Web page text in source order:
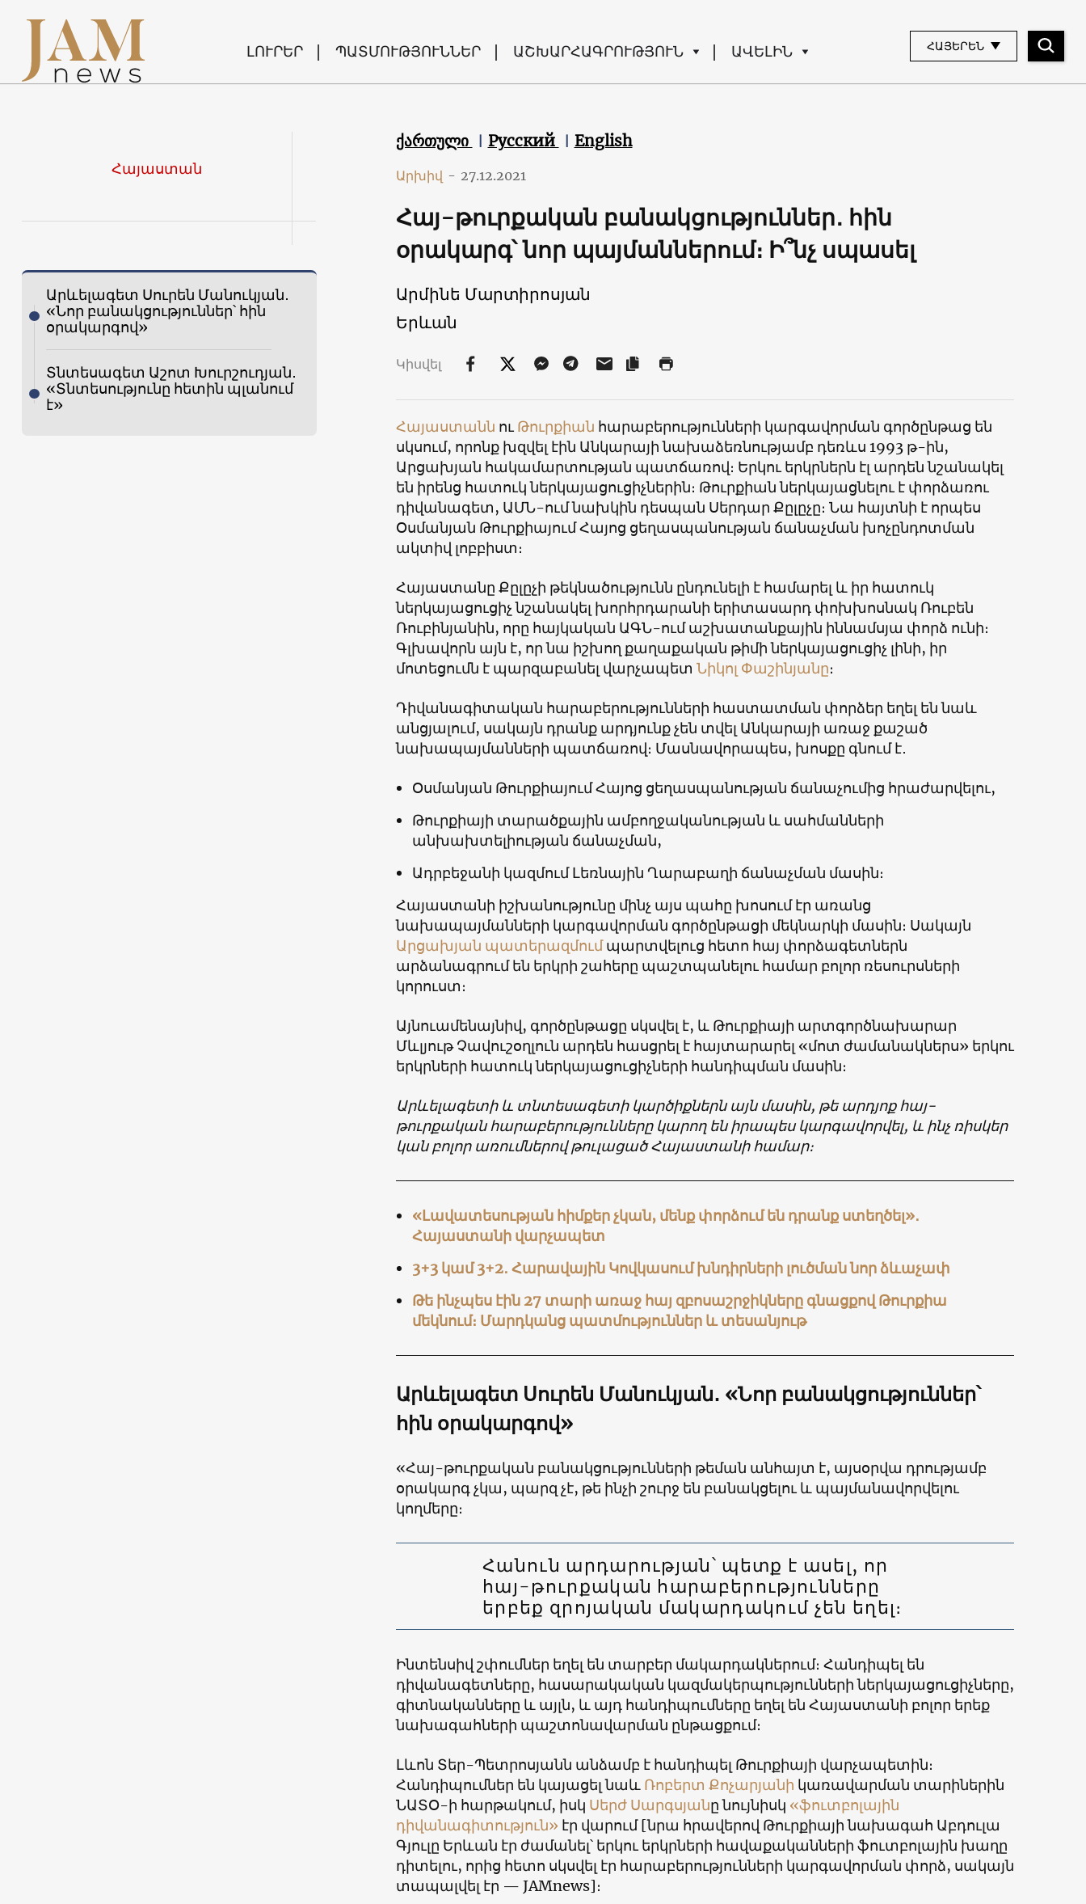
ԼՈՒՐԵՐ ՊԱՏՄՈՒԹՅՈՒՆՆԵՐ ԱՇԽԱՐՀԱԳՐՈՒԹՅՈՒՆ ԱՎԵԼԻՆ ՀԱՅԵՐԵՆ
Հայաստան
Արևելագետ Սուրեն Մանուկյան․
«Նոր բանակցություններ՝ հին
օրակարգով»
Տնտեսագետ Աշոտ Խուրշուդյան․
«Տնտեսությունը հետին պլանում
է»
ქართული Русский English
Արխիվ - 27.12.2021
Հայ-թուրքական բանակցություններ․ հին
օրակարգ՝ նոր պայմաններում։ Ի՞նչ սպասել
Արմինե Մարտիրոսյան
Երևան
Կիսվել
Հայաստանն ու Թուրքիան հարաբերությունների կարգավորման գործընթաց են
սկսում, որոնք խզվել էին Անկարայի նախաձեռնությամբ դեռևս 1993 թ-ին,
Արցախյան հակամարտության պատճառով։ Երկու երկրներն էլ արդեն նշանակել
են իրենց հատուկ ներկայացուցիչներին։ Թուրքիան ներկայացնելու է փորձառու
դիվանագետ, ԱՄՆ-ում նախկին դեսպան Սերդար Քըլըչը։ Նա հայտնի է որպես
Օսմանյան Թուրքիայում Հայոց ցեղասպանության ճանաչման խոչընդոտման
ակտիվ լոբբիստ։
Հայաստանը Քըլըչի թեկնածությունն ընդունելի է համարել և իր հատուկ
ներկայացուցիչ նշանակել խորհրդարանի երիտասարդ փոխխոսնակ Ռուբեն
Ռուբինյանին, որը հայկական ԱԳՆ-ում աշխատանքային իննամսյա փորձ ունի։
Գլխավորն այն է, որ նա իշխող քաղաքական թիմի ներկայացուցիչ լինի, իր
մոտեցումն է պարզաբանել վարչապետ Նիկոլ Փաշինյանը։
Դիվանագիտական հարաբերությունների հաստատման փորձեր եղել են նաև
անցյալում, սակայն դրանք արդյունք չեն տվել Անկարայի առաջ քաշած
նախապայմանների պատճառով։ Մասնավորապես, խոսքը գնում է․
Օսմանյան Թուրքիայում Հայոց ցեղասպանության ճանաչումից հրաժարվելու,
Թուրքիայի տարածքային ամբողջականության և սահմանների
անխախտելիության ճանաչման,
Ադրբեջանի կազմում Լեռնային Ղարաբաղի ճանաչման մասին։
Հայաստանի իշխանությունը մինչ այս պահը խոսում էր առանց
նախապայմանների կարգավորման գործընթացի մեկնարկի մասին։ Սակայն
Արցախյան պատերազմումպարտվելուց հետո հայ փորձագետներն
արձանագրում են երկրի շահերը պաշտպանելու համար բոլոր ռեսուրսների
կորուստ։
Այնուամենայնիվ, գործընթացը սկսվել է, և Թուրքիայի արտգործնախարար
Մևլյութ Չավուշօղլուն արդեն հասցրել է հայտարարել «մոտ ժամանակներս» երկու
երկրների հատուկ ներկայացուցիչների հանդիպման մասին։
Արևելագետի և տնտեսագետի կարծիքներն այն մասին, թե արդյոք հայ-
թուրքական հարաբերությունները կարող են իրապես կարգավորվել, և ինչ ռիսկեր
կան բոլոր առումներով թուլացած Հայաստանի համար։
«Լավատեսության հիմքեր չկան, մենք փորձում են դրանք ստեղծել»․
Հայաստանի վարչապետ
3+3 կամ 3+2․ Հարավային Կովկասում խնդիրների լուծման նոր ձևաչափ
Թե ինչպես էին 27 տարի առաջ հայ զբոսաշրջիկները գնացքով Թուրքիա
մեկնում։ Մարդկանց պատմություններ և տեսանյութ
Արևելագետ Սուրեն Մանուկյան․ «Նոր բանակցություններ՝
հին օրակարգով»
«Հայ-թուրքական բանակցությունների թեման անհայտ է, այսօրվա դրությամբ
օրակարգ չկա, պարզ չէ, թե ինչի շուրջ են բանակցելու և պայմանավորվելու
կողմերը։
Հանուն արդարության՝ պետք է ասել, որ
հայ-թուրքական հարաբերությունները
երբեք զրոյական մակարդակում չեն եղել։
Ինտենսիվ շփումներ եղել են տարբեր մակարդակներում։ Հանդիպել են
դիվանագետները, հասարակական կազմակերպությունների ներկայացուցիչները,
գիտնականները և այլն, և այդ հանդիպումները եղել են Հայաստանի բոլոր երեք
նախագահների պաշտոնավարման ընթացքում։
Լևոն Տեր-Պետրոսյանն անձամբ է հանդիպել Թուրքիայի վարչապետին։
Հանդիպումներ են կայացել նաև Ռոբերտ Քոչարյանի կառավարման տարիներին
ՆԱՏՕ-ի հարթակում, իսկ Սերժ Սարգսյանը նույնիսկ «ֆուտբոլային
դիվանագիտություն» էր վարում [նրա հրավերով Թուրքիայի նախագահ Աբդուլա
Գյուլը Երևան էր ժամանել՝ երկու երկրների հավաքականների ֆուտբոլային խաղը
դիտելու, որից հետո սկսվել էր հարաբերությունների կարգավորման փորձ, սակայն
տապալվել էր — JAMnews]։